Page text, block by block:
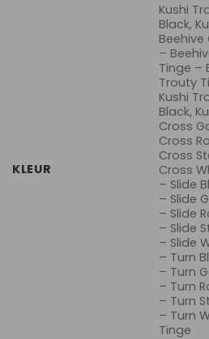
KLEUR
Kushi
Black,
Beehive
–
Tinge –
Trouty
Kushi
Black,
Cross
Cross
Cross
Cross
– Slide
– Slide
– Slide
– Slide
– Slide
– Turn
– Turn
– Turn
– Turn
– Turn
Tinge